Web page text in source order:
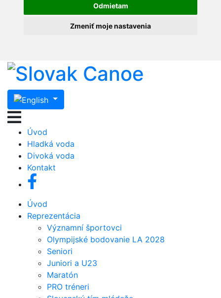
Odmietam
Zmeniť moje nastavenia
Úvod
Hladká voda
Divoká voda
Kontakt
Úvod
Reprezentácia
Významní športovci
Olympijské bodovanie LA 2028
Seniori
Juniori a U23
Maratón
PRO tréneri